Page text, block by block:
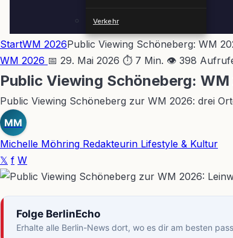
Verkehr
StartWM 2026Public Viewing Schöneberg: WM
WM 2026 📅 29. Mai 2026 ⏱ 7 Min. 👁 398
Public Viewing Schöneberg:
Public Viewing Schöneberg zur WM 2026: drei
MM
Michelle Möhring Redakteurin Lifestyle & Kultur
𝕏 f W
Folge BerlinEcho
Erhalte alle Berlin-News dort, wo es dir am besten